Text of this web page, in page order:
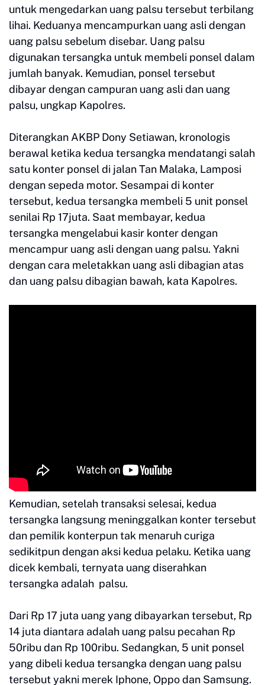
untuk mengedarkan uang palsu tersebut terbilang
lihai. Keduanya mencampurkan uang asli dengan
uang palsu sebelum disebar. Uang palsu
digunakan tersangka untuk membeli ponsel dalam
jumlah banyak. Kemudian, ponsel tersebut
dibayar dengan campuran uang asli dan uang
palsu, ungkap Kapolres.
Diterangkan AKBP Dony Setiawan, kronologis
berawal ketika kedua tersangka mendatangi salah
satu konter ponsel di jalan Tan Malaka, Lamposi
dengan sepeda motor. Sesampai di konter
tersebut, kedua tersangka membeli 5 unit ponsel
senilai Rp 17juta. Saat membayar, kedua
tersangka mengelabui kasir konter dengan
mencampur uang asli dengan uang palsu. Yakni
dengan cara meletakkan uang asli dibagian atas
dan uang palsu dibagian bawah, kata Kapolres.
Kemudian, setelah transaksi selesai, kedua
tersangka langsung meninggalkan konter tersebut
dan pemilik konterpun tak menaruh curiga
sedikitpun dengan aksi kedua pelaku. Ketika uang
dicek kembali, ternyata uang diserahkan
tersangka adalah palsu.
Dari Rp 17 juta uang yang dibayarkan tersebut, Rp
14 juta diantara adalah uang palsu pecahan Rp
50ribu dan Rp 100ribu. Sedangkan, 5 unit ponsel
yang dibeli kedua tersangka dengan uang palsu
tersebut yakni merek Iphone, Oppo dan Samsung.